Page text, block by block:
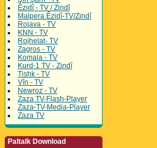
Êzidî - TV / Zindî
Malpera Êzidî-TV/Zindî
Rojava - TV
KNN - TV
Rojhelat- TV
Zagros - TV
Komala - TV
Kurd-1 TV - Zindî
Tishk - TV
Vîn - TV
Newroz - TV
Zaza TV-Flash-Player
Zaza-TV-Media-Player
Zaza TV
Paltalk Download